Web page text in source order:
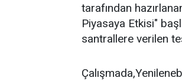
tarafından
Piyasaya Etkisi"
santrallere verilen